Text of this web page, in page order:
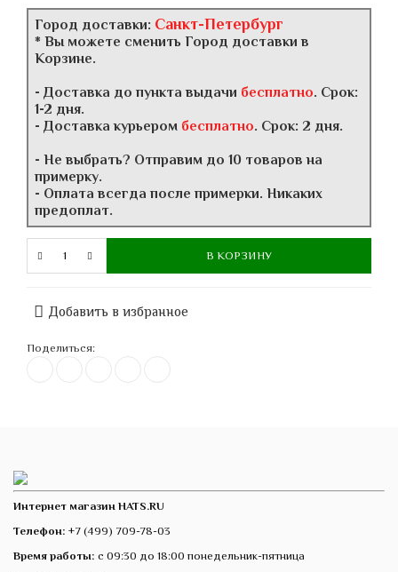
Город доставки: Санкт-Петербург
* Вы можете сменить Город доставки в
Корзине.
- Доставка до пункта выдачи бесплатно. Срок:
1-2 дня.
- Доставка курьером бесплатно. Срок: 2 дня.
- Не выбрать? Отправим до 10 товаров на
примерку.
- Оплата всегда после примерки. Никаких
предоплат.
В КОРЗИНУ
Добавить в избранное
Поделиться:
Интернет магазин HATS.RU
Телефон: +7 (499) 709-78-03
Время работы: с 09:30 до 18:00 понедельник-пятница